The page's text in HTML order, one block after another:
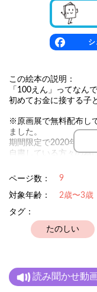
シ
この絵本の説明：
「100えん」ってなん
初めてお金に接する子
※原画展で無料配布し
ました。
期間限定で2020年春ま
自粛している方々の為
ページ数： 9
対象年齢：
2歳〜3歳
タグ：
たのしい
読み聞かせ動